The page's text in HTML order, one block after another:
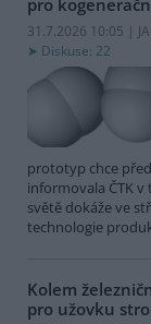
pro
31.7.2026 10:05 |
Diskuse: 22
prototyp chce
informovala ČTK v
světě dokáže ve
technologie
Kolem
pro užovku